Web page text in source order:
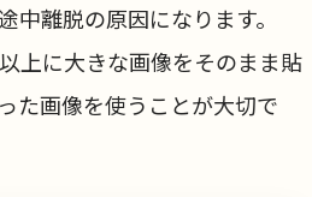
中離脱の原因になります。
上に大きな画像をそのまま貼
た画像を使うことが大切で